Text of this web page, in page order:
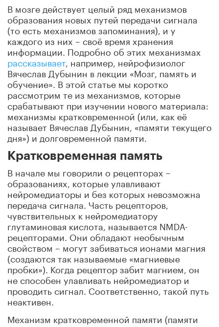
В мозге действует целый ряд механизмов
образования новых путей передачи сигнала
(то есть механизмов запоминания), и у
каждого из них – своё время хранения
информации. Подробно об этих механизмах
рассказывает, например, нейрофизиолог
Вячеслав Дубынин в лекции «Мозг, память и
обучение». В этой статье мы коротко
рассмотрим те из механизмов, которые
срабатывают при изучении нового материала:
механизмы кратковременной (или, как её
называет Вячеслав Дубынин, «памяти текущего
дня») и долговременной памяти.
Кратковременная память
В начале мы говорили о рецепторах –
образованиях, которые улавливают
нейромедиаторы и без которых невозможна
передача сигнала. Часть рецепторов,
чувствительных к нейромедиатору
глутаминовая кислота, называется NMDA-
рецепторами. Они обладают необычным
свойством – могут забиваться ионами магния
(создаются так называемые «магниевые
пробки»). Когда рецептор забит магнием, он
не способен улавливать нейромедиатор и
проводить сигнал. Соответственно, такой путь
неактивен.
Механизм кратковременной памяти (памяти